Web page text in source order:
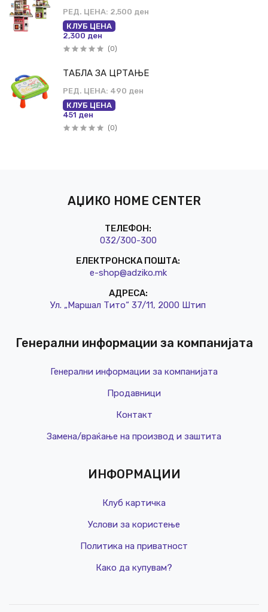
РЕД. ЦЕНА: 2,500 ден
КЛУБ ЦЕНА
2,300 ден
(0)
ТАБЛА ЗА ЦРТАЊЕ
РЕД. ЦЕНА: 490 ден
КЛУБ ЦЕНА
451 ден
(0)
АЏИКО HOME CENTER
ТЕЛЕФОН:
032/300-300
ЕЛЕКТРОНСКА ПОШТА:
e-shop@adziko.mk
АДРЕСА:
Ул. „Маршал Тито“ 37/11, 2000 Штип
Генерални информации за компанијата
Генерални информации за компанијата
Продавници
Контакт
Замена/враќање на производ и заштита
ИНФОРМАЦИИ
Клуб картичка
Услови за користење
Политика на приватност
Како да купувам?